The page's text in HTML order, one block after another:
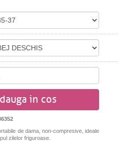
in cos
de dama, non-compresive, ideale
zilelor friguroase.